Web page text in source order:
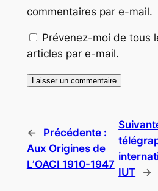
commentaires par e-mail.
Prévenez-moi de tous
articles par e-mail.
←
Précédente :
Aux Origines de
L’OACI 1910-1947
IUT
→